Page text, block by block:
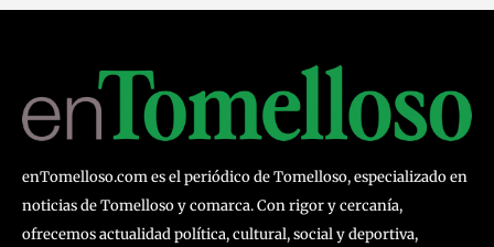
enTomelloso.com es el periódico de Tomelloso, especializado en
noticias de Tomelloso y comarca. Con rigor y cercanía,
ofrecemos actualidad política, cultural, social y deportiva,